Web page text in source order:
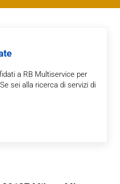
a RB Multiservice per
sei alla ricerca di servizi di